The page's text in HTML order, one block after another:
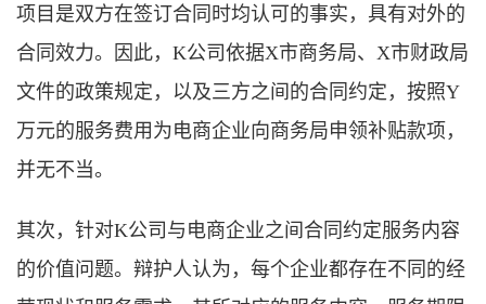
项目是双方在签订合同时均认可的事实，具有对外的
合同效力。因此，K公司依据X市商务局、X市财政局
文件的政策规定，以及三方之间的合同约定，按照Y
万元的服务费用为电商企业向商务局申领补贴款项，
并无不当。
其次，针对K公司与电商企业之间合同约定服务内容
的价值问题。辩护人认为，每个企业都存在不同的经